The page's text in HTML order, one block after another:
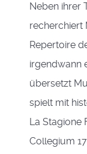
Neben ihrer
recherchiert
Repertoire
irgendwann
übersetzt
spielt mit
La Stagione
Collegium